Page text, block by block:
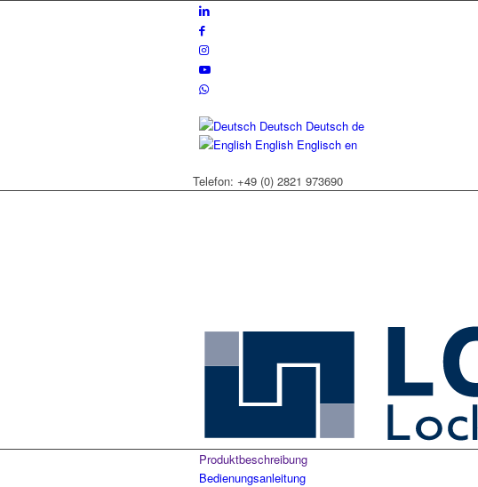
Deutsch Deutsch de
English Englisch en
Telefon: +49 (0) 2821 973690
Produktbeschreibung
Bedienungsanleitung